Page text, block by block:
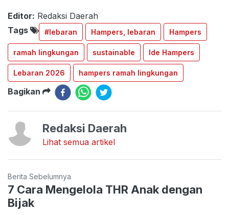
Editor: Redaksi Daerah
Tags
#lebaran Hampers, lebaran Hampers
ramah lingkungan sustainable Ide Hampers
Lebaran 2026 hampers ramah lingkungan
Bagikan
Redaksi Daerah
Lihat semua artikel
Berita Sebelumnya
7 Cara Mengelola THR Anak dengan
Bijak